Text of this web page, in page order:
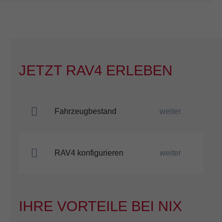
JETZT RAV4 ERLEBEN
Fahrzeugbestand weiter
RAV4 konfigurieren weiter
IHRE VORTEILE BEI NIX